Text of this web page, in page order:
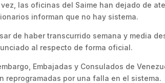
vez, las oficinas del Saime han dejado de
informan que no hay sistema.
de haber transcurrido semana y media
al respecto de forma oficial.
Embajadas y Consulados de
reprogramadas por una falla en el sistema.